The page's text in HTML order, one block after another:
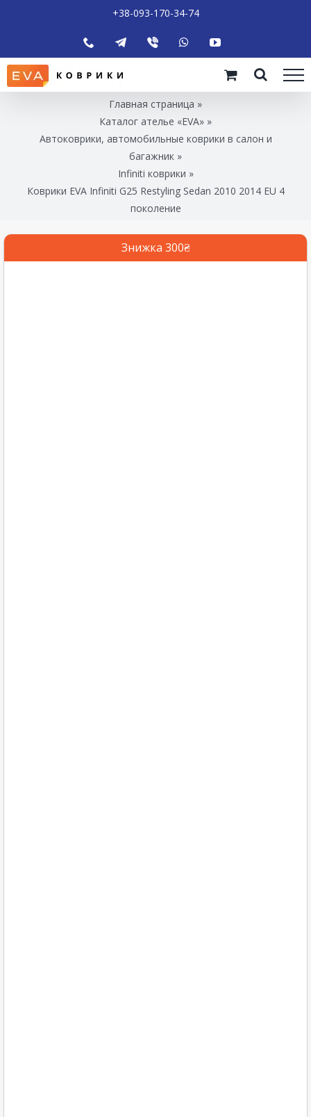
+38-093-170-34-74
Главная страница »
Каталог ателье «EVA» »
Автоковрики, автомобильные коврики в салон и
багажник »
Infiniti коврики »
Коврики EVA Infiniti G25 Restyling Sedan 2010 2014 EU 4
поколение
Знижка 300₴